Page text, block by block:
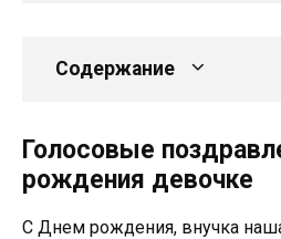
Содержание
Голосовые
рождения девочке
С Днем рождения, внучка